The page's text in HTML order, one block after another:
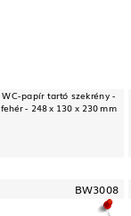
WC-papír tartó szekrény -
fehér - 248 x 130 x 230 mm
BW3008